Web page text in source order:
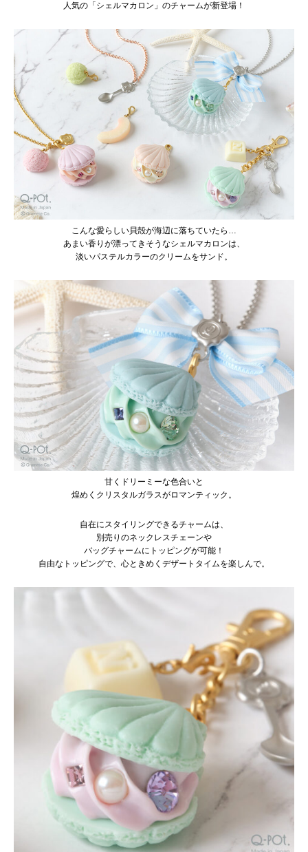
人気の「シェルマカロン」のチャームが新登場！
こんな愛らしい貝殻が海辺に落ちていたら…
あまい香りが漂ってきそうなシェルマカロンは、
淡いパステルカラーのクリームをサンド。
甘くドリーミーな色合いと
煌めくクリスタルガラスがロマンティック。
自在にスタイリングできるチャームは、
別売りのネックレスチェーンや
バッグチャームにトッピングが可能！
自由なトッピングで、心ときめくデザートタイムを楽しんで。